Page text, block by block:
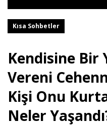
Kısa Sohbetler
Kendisine Bir
Vereni
Kişi Onu
Neler